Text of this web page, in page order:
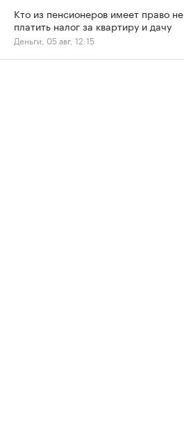
Кто из пенсионеров имеет право не
платить налог за квартиру и дачу
Деньги, 05 авг, 12:15